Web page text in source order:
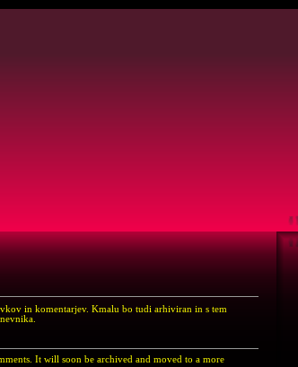
in komentarjev. Kmalu bo tudi arhiviran in s tem
It will soon be archived and moved to a more